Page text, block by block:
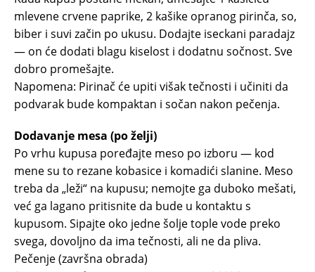
mlevene crvene paprike, 2 kašike opranog pirinča, so,
biber i suvi začin po ukusu. Dodajte iseckani paradajz
— on će dodati blagu kiselost i dodatnu sočnost. Sve
dobro promešajte.
Napomena: Pirinač će upiti višak tečnosti i učiniti da
podvarak bude kompaktan i sočan nakon pečenja.
Dodavanje mesa (po želji)
Po vrhu kupusa poređajte meso po izboru — kod
mene su to rezane kobasice i komadići slanine. Meso
treba da „leži“ na kupusu; nemojte ga duboko mešati,
već ga lagano pritisnite da bude u kontaktu s
kupusom. Sipajte oko jedne šolje tople vode preko
svega, dovoljno da ima tečnosti, ali ne da pliva.
Pečenje (završna obrada)